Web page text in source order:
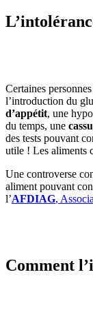
Certaines
l’introduction du
d’appétit, une
du temps, une
des tests pouvant
utile ! Les aliments
Une controverse
aliment pouvant
l’AFDIAG,
Comment